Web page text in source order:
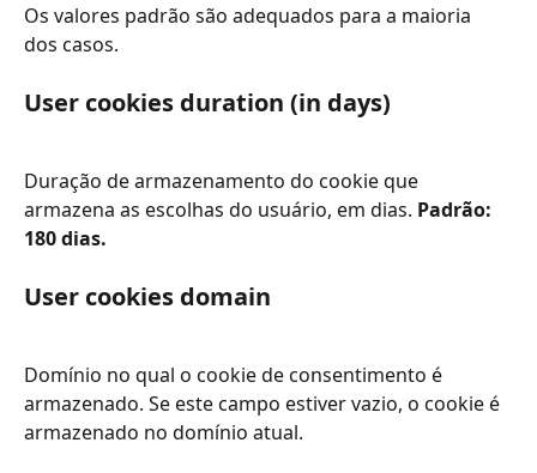
Os valores padrão são adequados para a maioria
dos casos.
User cookies duration (in days)
Duração de armazenamento do cookie que
armazena as escolhas do usuário, em dias. Padrão:
180 dias.
User cookies domain
Domínio no qual o cookie de consentimento é
armazenado. Se este campo estiver vazio, o cookie é
armazenado no domínio atual.